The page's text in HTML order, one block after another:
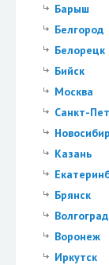
Барыш
Белгород
Белорецк
Бийск
Москва
Санкт-
Казань
Брянск
Волгоград
Воронеж
Иркутск